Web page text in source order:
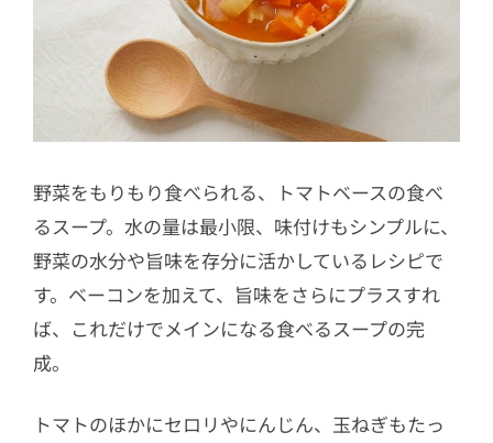
野菜をもりもり食べられる、トマトベースの食べ
るスープ。水の量は最小限、味付けもシンプルに、
野菜の水分や旨味を存分に活かしているレシピで
す。ベーコンを加えて、旨味をさらにプラスすれ
ば、これだけでメインになる食べるスープの完
成。
トマトのほかにセロリやにんじん、玉ねぎもたっ